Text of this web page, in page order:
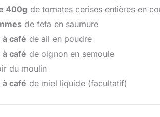
400g de tomates cerises entières en
de feta en saumure
café de ail en poudre
café de oignon en semoule
du moulin
café de miel liquide (facultatif)